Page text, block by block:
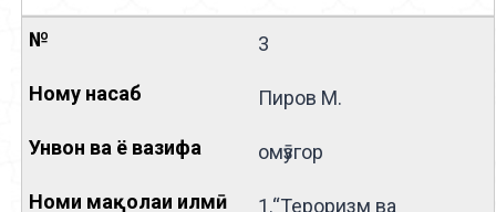
3
Пиров М.
омӯзгор
1.“Тероризм ва